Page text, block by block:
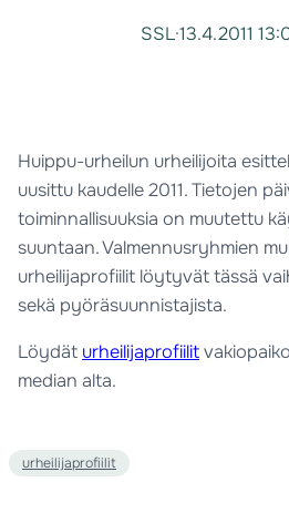
SSL·13.4.2011
Huippu-urheilun urheilijoita
uusittu kaudelle 2011. Tietojen
toiminnallisuuksia on muutettu
suuntaan. Valmennusryhmien
urheilijaprofiilit löytyvät tässä
sekä pyöräsuunnistajista.
Löydät urheilijaprofiilit
median alta.
urheilijaprofiilit